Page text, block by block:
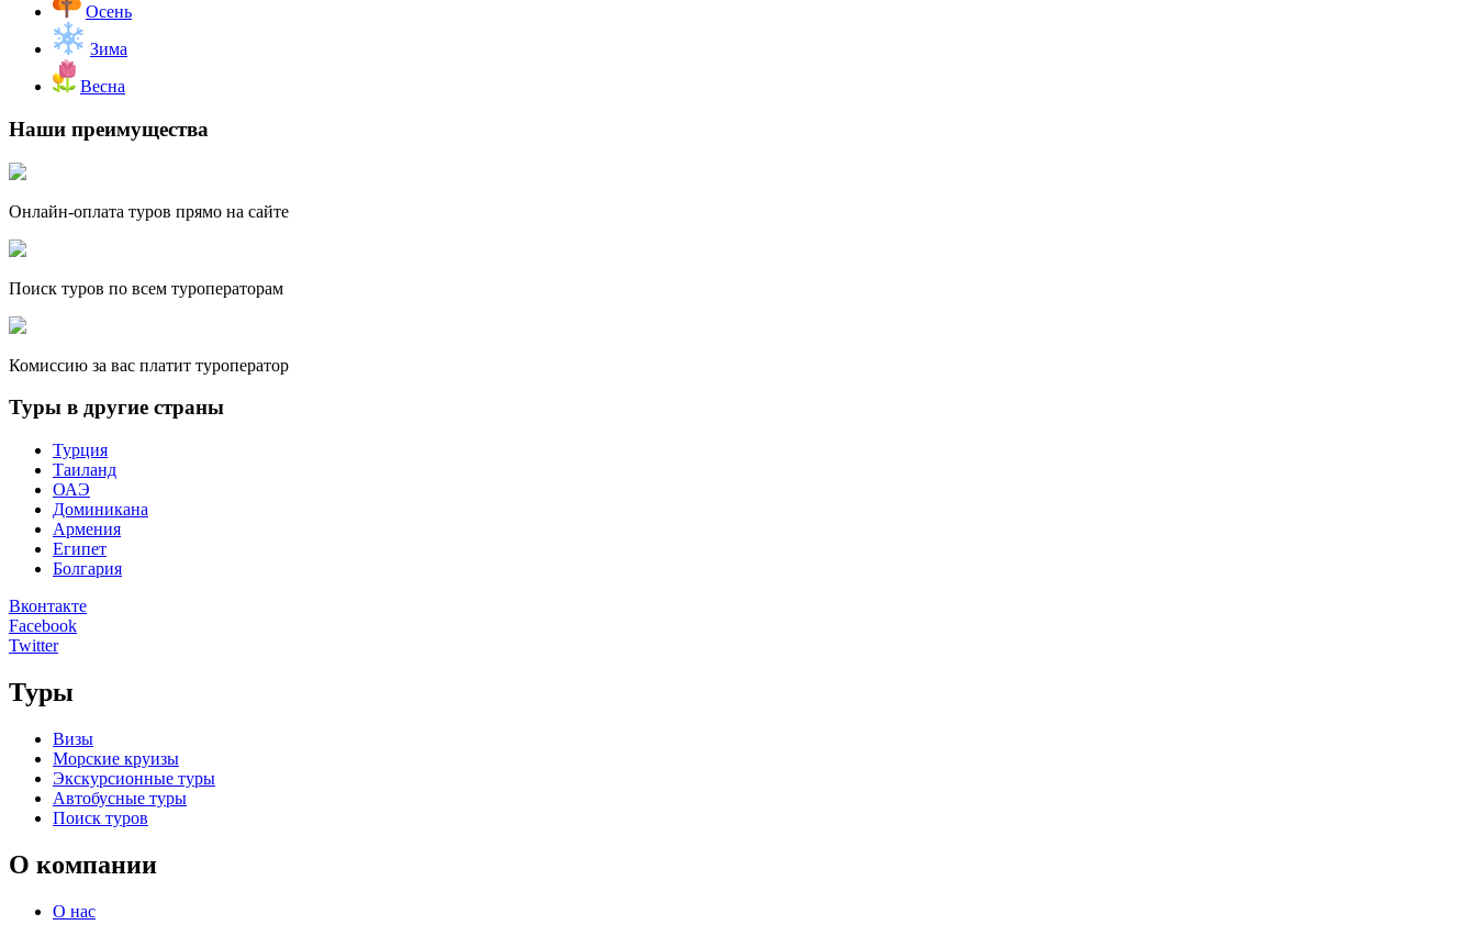
Осень
Зима
Весна
Наши преимущества
Онлайн-оплата туров прямо на сайте
Поиск туров по всем туроператорам
Комиссию за вас платит туроператор
Туры в другие страны
Турция
Таиланд
ОАЭ
Доминикана
Армения
Египет
Болгария
Вконтакте
Facebook
Twitter
Туры
Визы
Морские круизы
Экскурсионные туры
Автобусные туры
Поиск туров
О компании
О нас